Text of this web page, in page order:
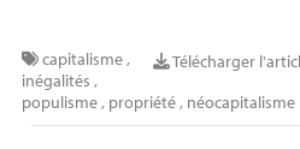
Télécharger
capitalisme,
inégalités ,
populisme, propriété, néocapitalisme